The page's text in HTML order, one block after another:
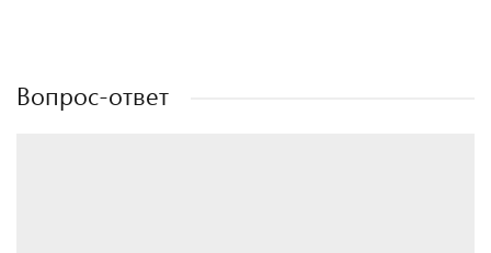
Вопрос-ответ